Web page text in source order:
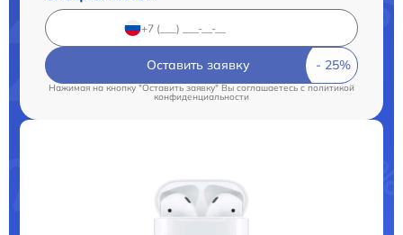
Оставить заявку
Нажимая на кнопку "Оставить заявку" Вы соглашаетесь cполитикой
конфиденциальности